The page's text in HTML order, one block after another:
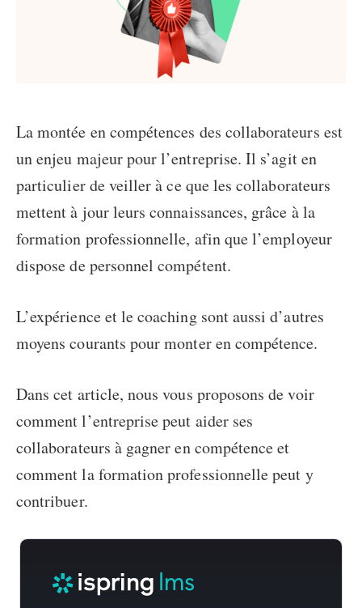
Lamontée en compétences des collaborateurs est
un enjeu majeur pour l’entreprise. Il s’agit en
particulier de veiller à ce que les collaborateurs
mettent à jour leurs connaissances, grâce à la
formation professionnelle, afin que l’employeur
dispose de personnel compétent.
L’expérience et le coaching sont aussi d’autres
moyens courants pourmonter en compétence.
Dans cet article, nous vous proposons de voir
comment l’entreprise peut aider ses
collaborateurs à gagner en compétenceet
comment la formation professionnelle peut y
contribuer.